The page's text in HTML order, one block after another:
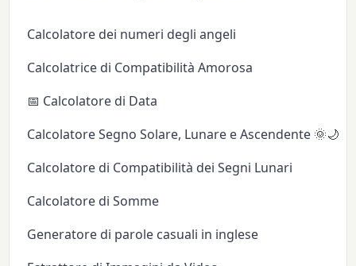
Calcolatore dei numeri degli angeli
Calcolatrice di Compatibilità Amorosa
📅 Calcolatore di Data
Calcolatore Segno Solare, Lunare e Ascendente 🌞🌙✨
Calcolatore di Compatibilità dei Segni Lunari
Calcolatore di Somme
Generatore di parole casuali in inglese